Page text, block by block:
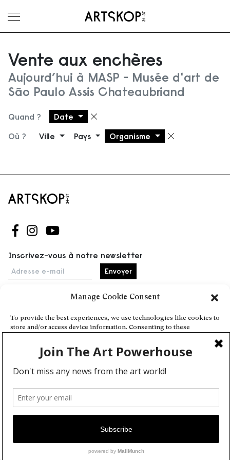
Manage Cookie Consent
To provide the best experiences, we use technologies like cookies to
store and/or access device information. Consenting to these
or unique IDs on this site. Not consenting or withdrawing consent,
may adversely affect certain features and functions.
Deny
View preferences
Cookie Policy
Ouvrir le menu
Vente aux enchères
Aujourd’hui à MASP - Musée d'art de
São Paulo Assis Chateaubriand
Quand ? Date Supprimer le filtre
Où ? Ville Pays Organisme
Suivez-nous sur Facebook
Suivez-nous sur Instagram
Suivez-nous sur Youtube
Inscrivez-vous à notre newsletter
Adresse e-mail
Accueil
Événements
À propos
Partenaires
Contact
Conditions générales
Confidentialité et cookies
Communiquer votre événement